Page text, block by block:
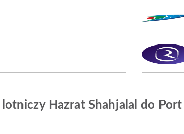
Hazrat Shahjalal do